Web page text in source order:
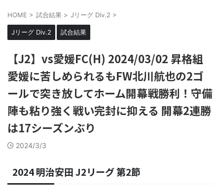
HOME > 試合結果 > Jリーグ Div.2 >
Jリーグ Div.2 試合結果
【J2】vs愛媛FC(H) 2024/03/02 昇格組
愛媛に苦しめられるもFW北川航也の2ゴ
ールで突き放してホーム開幕戦勝利！守備
陣も粘り強く戦い完封に抑える 開幕2連勝
は17シーズンぶり
2024/3/3
2024 明治安田 J2リーグ 第2節